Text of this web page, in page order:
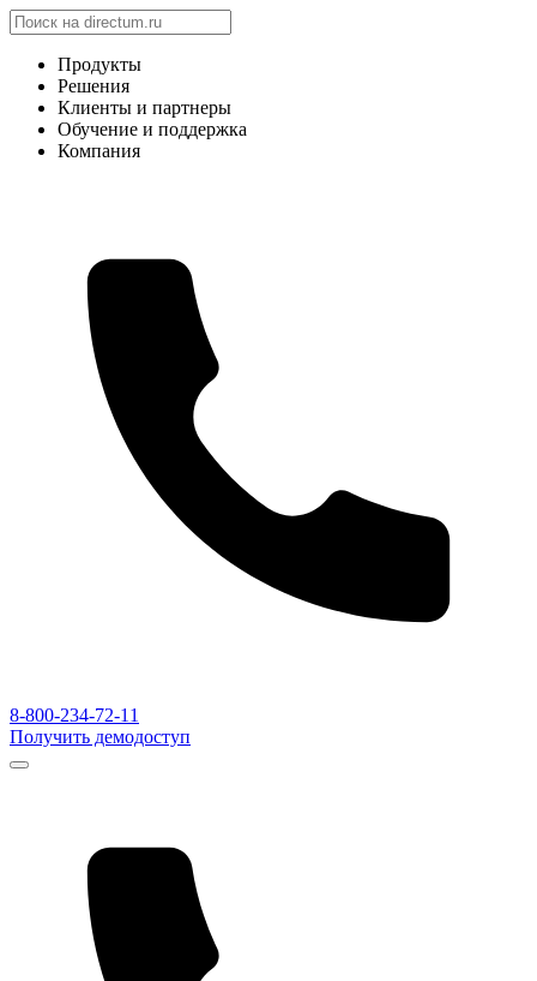
Продукты
Решения
Клиенты и партнеры
Обучение и поддержка
Компания
8-800-234-72-11
Получить демодоступ